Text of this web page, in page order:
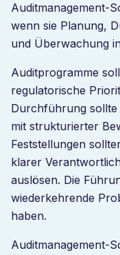
Auditmanagement-
wenn sie Planung,
und Überwachung
Auditprogramme
regulatorische
Durchführung sollte
mit strukturierter
Feststellungen
klarer
auslösen. Die
wiederkehrende
haben.
Auditmanagement-